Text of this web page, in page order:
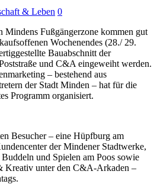
& Leben 0
Mindens Fußgängerzone kommen gut
Wochenendes (28./ 29.
Bauabschnitt der
und C&A eingeweiht werden.
– bestehend aus
der Stadt Minden – hat für die
Programm organisiert.
Besucher – eine Hüpfburg am
der Mindener Stadtwerke,
und Spielen am Poos sowie
Kreativ unter den C&A-Arkaden –